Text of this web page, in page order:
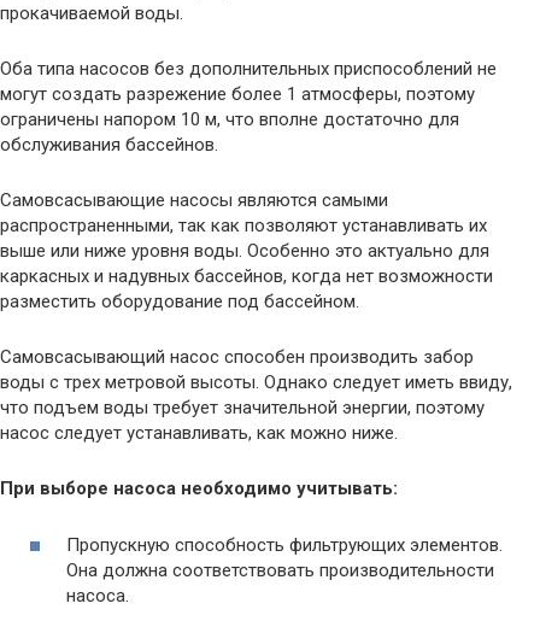
прокачиваемой воды.
Оба типа насосов без дополнительных приспособлений не
могут создать разрежение более 1 атмосферы, поэтому
ограничены напором 10 м, что вполне достаточно для
обслуживания бассейнов.
Самовсасывающие насосы являются самыми
распространенными, так как позволяют устанавливать их
выше или ниже уровня воды. Особенно это актуально для
каркасных и надувных бассейнов, когда нет возможности
разместить оборудование под бассейном.
Самовсасывающий насос способен производить забор
воды с трех метровой высоты. Однако следует иметь ввиду,
что подъем воды требует значительной энергии, поэтому
насос следует устанавливать, как можно ниже.
При выборе насоса необходимо учитывать:
Пропускную способность фильтрующих элементов.
Она должна соответствовать производительности
насоса.